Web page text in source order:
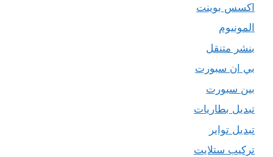
اكسس بوينت
المونيوم
بنشر متنقل
بي ان سبورت
بين سبورت
تبديل بطاريات
تبديل تواير
تركيب ستلايت